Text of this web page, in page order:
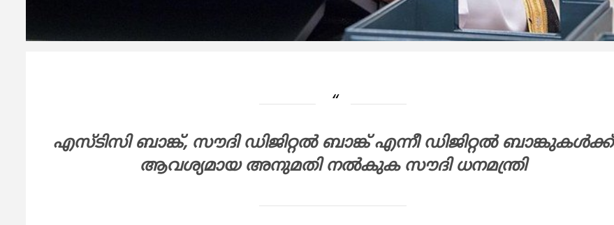
എസ്ടിസി ബാങ്ക്, സൗദി ഡിജിറ്റല്‍ ബാങ്ക് എന്നീ ഡിജിറ്റല്‍ ബാങ്കുകള്‍ക്ക്
ആവശ്യമായ അനുമതി നല്‍കുക സൗദി ധനമന്ത്രി